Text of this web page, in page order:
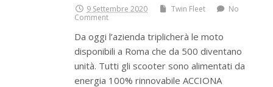
9 Settembre 2020 Twin Fleet
No
Comment
Da oggi l’azienda triplicherà le moto
disponibili a Roma che da 500 diventano
unità. Tutti gli scooter sono alimentati da
energia 100% rinnovabile ACCIONA